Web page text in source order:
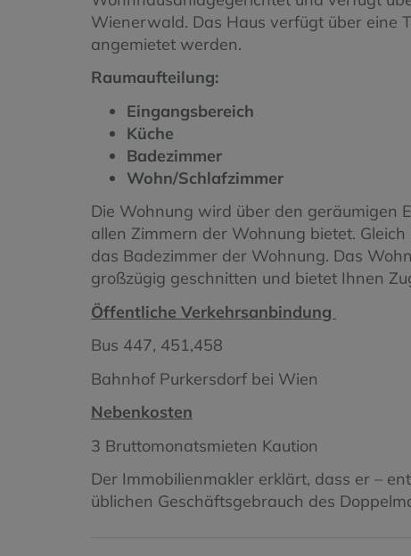
Wienerwald. Das Haus verfügt über eine
angemietet werden.
Raumaufteilung:
Eingangsbereich
Küche
Badezimmer
Wohn/Schlafzimmer
Die Wohnung wird über den geräumigen
allen Zimmern der Wohnung bietet.
das Badezimmer der Wohnung. Das
großzügig geschnitten und bietet Ihnen
Öffentliche Verkehrsanbindung
Bus 447, 451,458
Bahnhof Purkersdorf bei Wien
Nebenkosten
3 Bruttomonatsmieten Kaution
Der Immobilienmakler erklärt, dass er –
üblichen Geschäftsgebrauch des